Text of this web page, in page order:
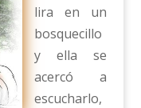
lira en un
bosquecillo
y ella se
acercó a
escucharlo,